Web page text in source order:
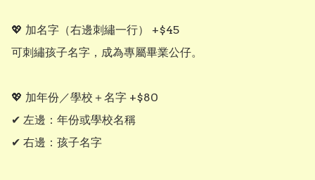
💖 加名字（右邊刺繡一行） +$45
可刺繡孩子名字，成為專屬畢業公仔。
💖 加年份／學校＋名字 +$80
✔ 左邊：年份或學校名稱
✔ 右邊：孩子名字